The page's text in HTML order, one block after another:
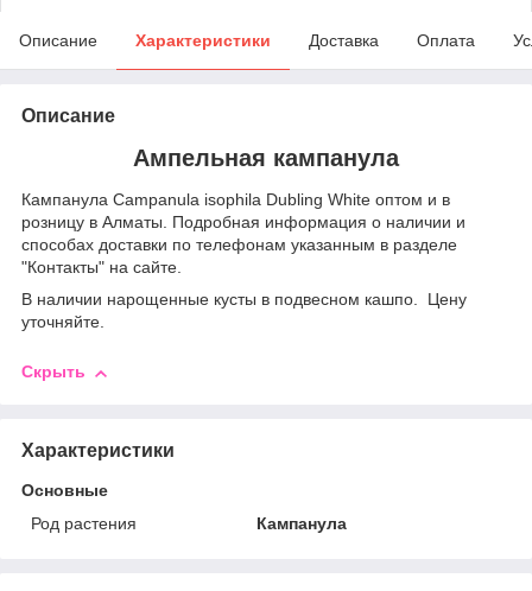
Описание Характеристики Доставка Оплата
Описание
Ампельная кампанула
Кампанула Campanula isophila Dubling White оптом и в
розницу в Алматы. Подробная информация о наличии и
способах доставки по телефонам указанным в разделе
"Контакты" на сайте.
В наличии нарощенные кусты в подвесном кашпо. Цену
уточняйте.
Скрыть
Характеристики
Основные
Род растения
Кампанула